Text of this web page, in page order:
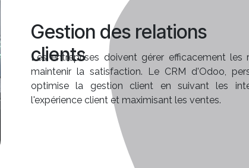
Gestion des relations
clients
Les entreprises doivent gérer efficacement les
maintenir la satisfaction. Le CRM d'Odoo,
optimise la gestion client en suivant les
l'expérience client et maximisant les ventes.